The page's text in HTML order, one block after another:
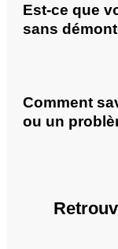
Est-ce que
sans
Comment
ou un